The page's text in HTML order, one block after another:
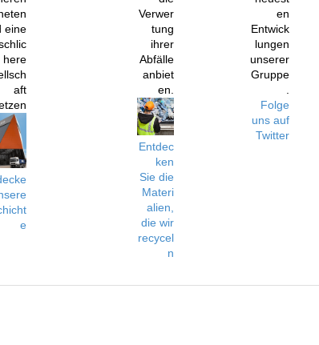
eine
here
aft
e
Verwer
tung
ihrer
Abfälle
anbiet
en.
Entdec
ken
Sie die
Materi
alien,
die wir
recycel
n
en
Entwick
lungen
unserer
Gruppe
Folge
uns auf
Twitter